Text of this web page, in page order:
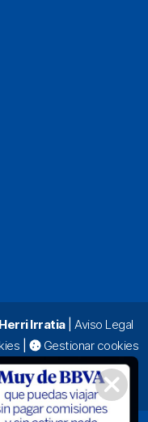
Irratia| Aviso Legal
Gestionar cookies
94 423 92 00|